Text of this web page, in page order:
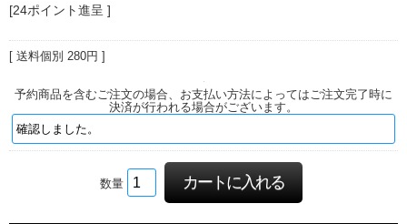
[24ポイント進呈 ]
[ 送料個別 280円 ]
予約商品を含むご注文の場合、お支払い方法によってはご注文完了時に
決済が行われる場合がございます。
数量